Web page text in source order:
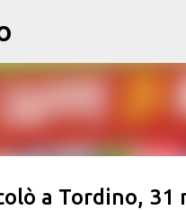
a Tordino, 31